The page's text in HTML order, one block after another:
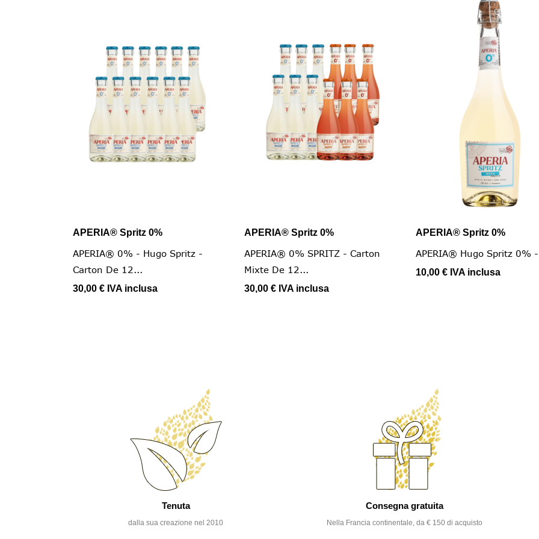
Vista rapida
APERIA® Spritz 0%
APERIA® 0% - Hugo Spritz -
Carton De 12...
30,00 € IVA inclusa
Vista rapida
APERIA® Spritz 0%
APERIA® 0% SPRITZ - Carton
Mixte De 12...
30,00 € IVA inclusa
Vista rapida
APERIA® Spritz 0%
APERIA® Hugo Spritz 0%
10,00 € IVA inclusa
Tenuta
dalla sua creazione nel 2010
Consegna gratuita
Nella Francia continentale, da € 150 di acquisto